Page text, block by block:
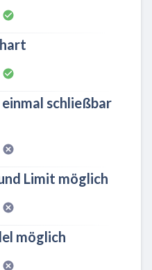
schließbar
Limit möglich
möglich